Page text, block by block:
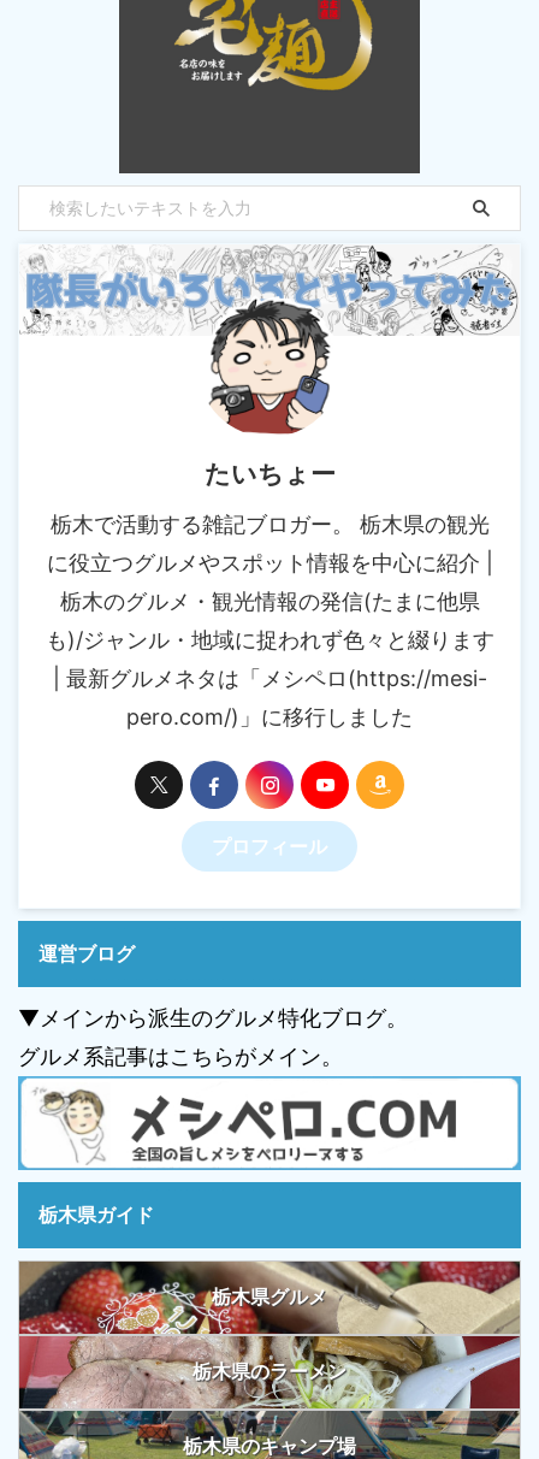
たいちょー
栃木で活動する雑記ブロガー。 栃木県の観光
に役立つグルメやスポット情報を中心に紹介 |
栃木のグルメ・観光情報の発信(たまに他県
も)/ジャンル・地域に捉われず色々と綴ります
| 最新グルメネタは「メシペロ(https://mesi-
pero.com/)」に移行しました
プロフィール
運営ブログ
▼メインから派生のグルメ特化ブログ。
グルメ系記事はこちらがメイン。
栃木県ガイド
栃木県グルメ
栃木県のラーメン
栃木県のキャンプ場